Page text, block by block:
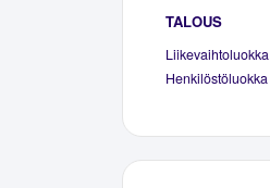
TALOUS
Liikevaihtoluokka
Henkilöstöluokka